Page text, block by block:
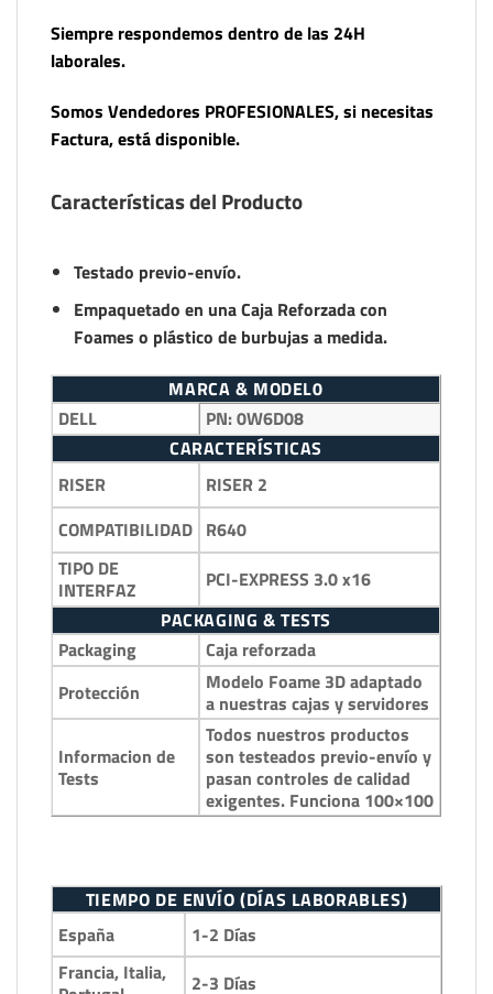
Siempre respondemos dentro de las 24H
laborales.
Somos Vendedores PROFESIONALES, si necesitas
Factura, está disponible.
Características del Producto
Testado previo-envío.
Empaquetado en una Caja Reforzada con
Foames o plástico de burbujas a medida.
MARCA & MODEL0
DELL
PN:0W6D08
CARACTERÍSTICAS
RISER
RISER 2
COMPATIBILIDAD R640
TIPO DE
INTERFAZ
PCI-EXPRESS 3.0 x16
PACKAGING & TESTS
Packaging
Caja reforzada
Protección
Modelo Foame 3D adaptado
a nuestras cajas y servidores
Informacion de
Tests
Todos nuestros productos
son testeados previo-envío y
pasan controles de calidad
exigentes. Funciona 100×100
TIEMPO DE ENVÍO (DÍAS LABORABLES)
España
1-2 Días
Francia, Italia,
2-3 Días